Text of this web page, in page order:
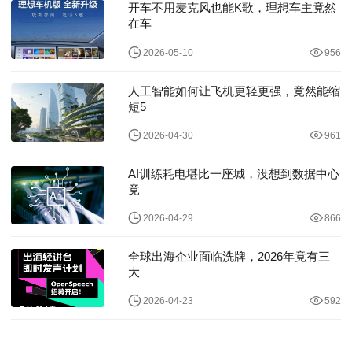
开车不用麦克风也能K歌，理想车主竟然
在车
2026-05-10 956
人工智能如何让飞机更轻更强，竟然能缩
短5
2026-04-30 961
AI训练耗电堪比一座城，没想到数据中心
竟
2026-04-29 866
全球出海企业面临洗牌，2026年竟有三
大
2026-04-23 592